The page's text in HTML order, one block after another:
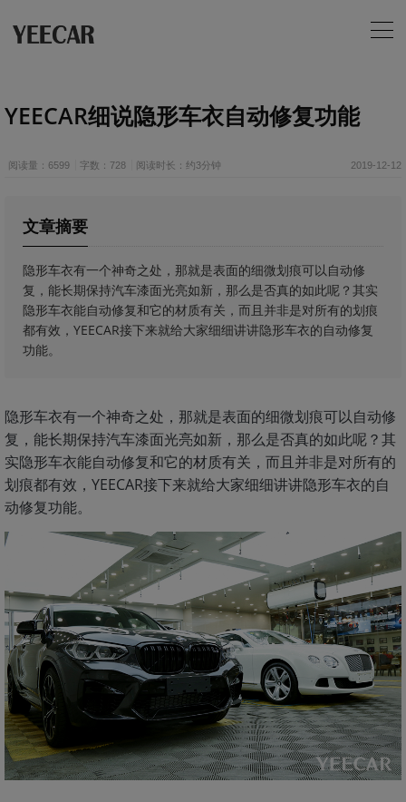
YEECAR细说隐形车衣自动修复功能
阅读量：6599 字数：728 阅读时长：约3分钟 2019-12-12
文章摘要
隐形车衣有一个神奇之处，那就是表面的细微划痕可以自动修
复，能长期保持汽车漆面光亮如新，那么是否真的如此呢？其实
隐形车衣能自动修复和它的材质有关，而且并非是对所有的划痕
都有效，YEECAR接下来就给大家细细讲讲隐形车衣的自动修复
功能。
隐形车衣有一个神奇之处，那就是表面的细微划痕可以自动修
复，能长期保持汽车漆面光亮如新，那么是否真的如此呢？其
实隐形车衣能自动修复和它的材质有关，而且并非是对所有的
划痕都有效，YEECAR接下来就给大家细细讲讲隐形车衣的自
动修复功能。